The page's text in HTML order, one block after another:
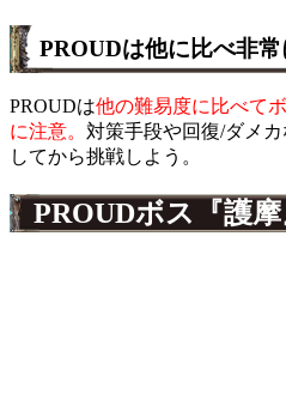
PROUDは他に比べ非
PROUDは他の難易度に比べて
に注意。 対策手段や回復/ダメ
してから挑戦しよう。
PROUDボス『護摩